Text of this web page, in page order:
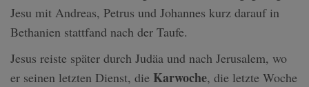
Jesu mit Andreas, Petrus und Johannes kurz darauf in
Bethanien stattfand nach der Taufe.
Jesus reiste später durch Judäa und nach Jerusalem, wo
er seinen letzten Dienst, die Karwoche, die letzte Woche